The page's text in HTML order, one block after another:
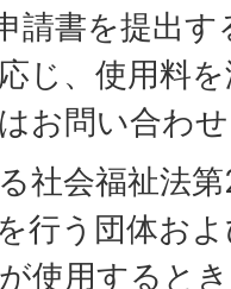
請書を提出
じ、使用料
お問い合わ
社会福祉法
行う団体お
使用すると